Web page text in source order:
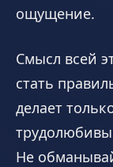
ощущение.
Смысл всей
стать
делает
Не